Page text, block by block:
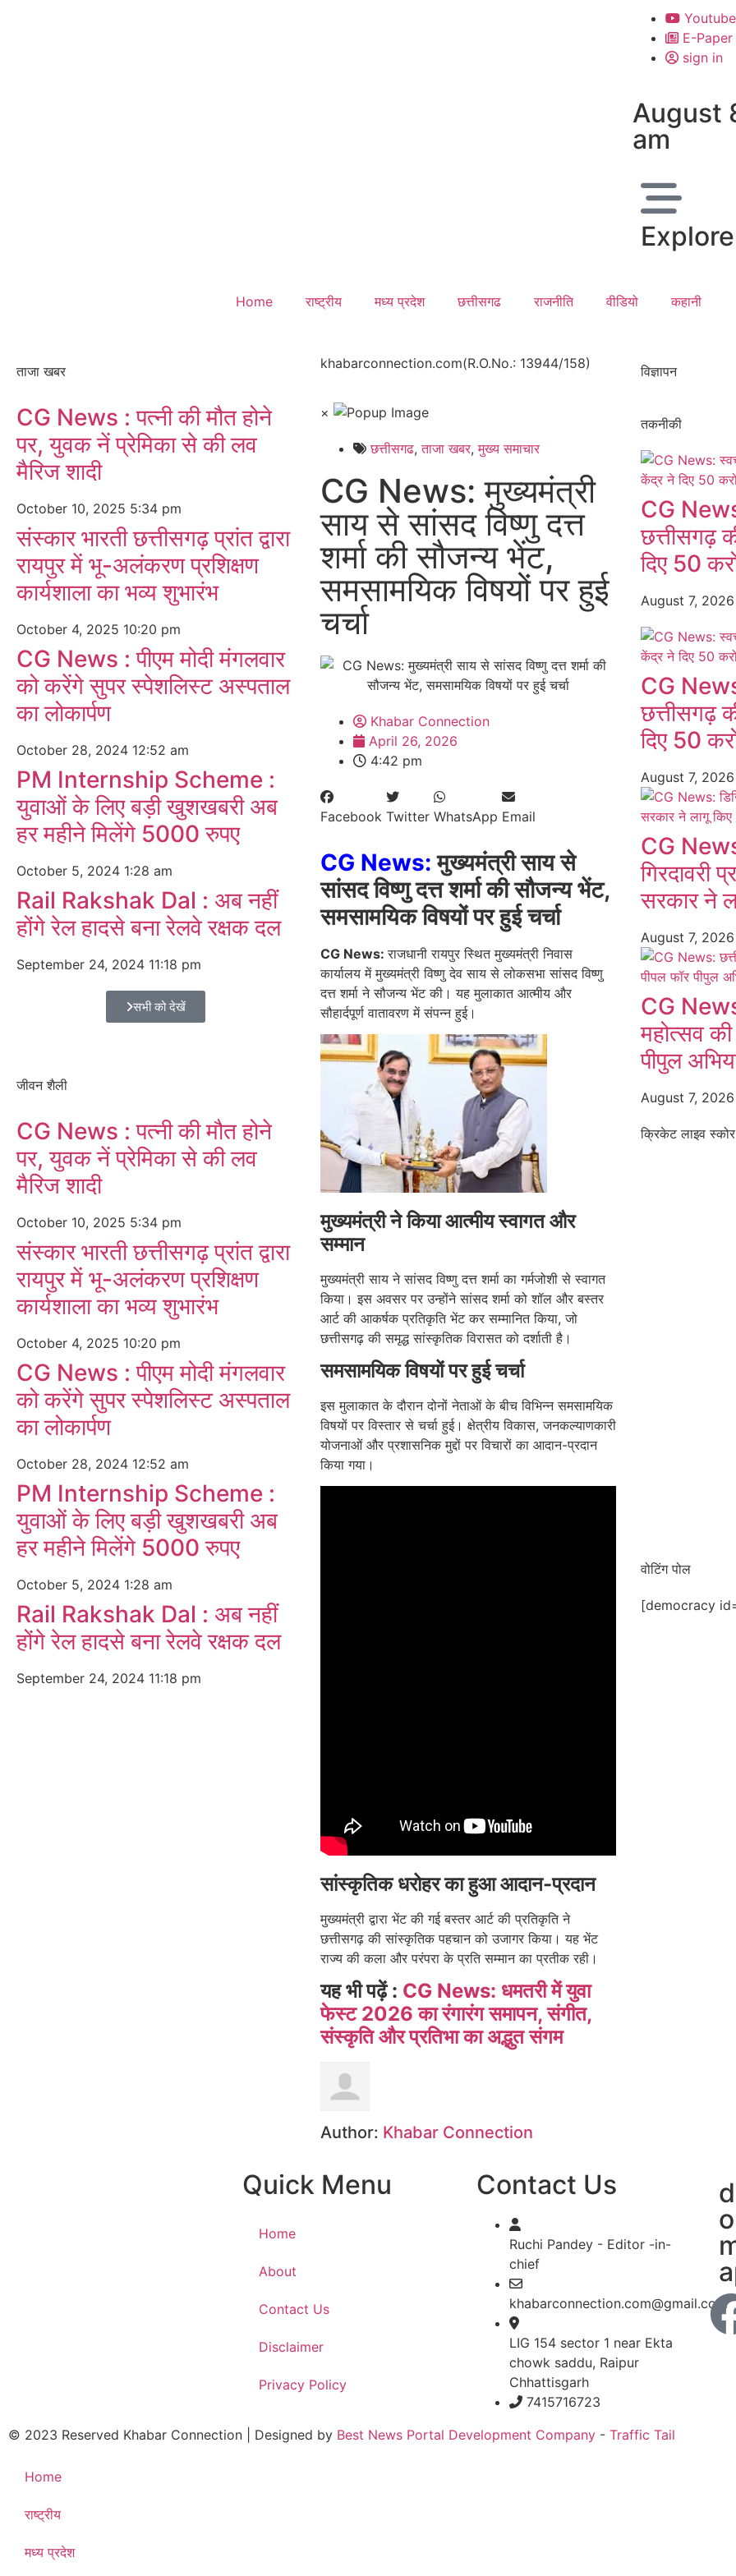
Youtube
E-Paper
sign in
August
am
Explore
Home राष्ट्रीय मध्य प्रदेश छत्तीसगढ राजनीति वीडियो कहानी
ताजा खबर
CG News : पत्नी की मौत होने
पर, युवक नें प्रेमिका से की लव
मैरिज शादी
October 10, 2025 5:34 pm
संस्कार भारती छत्तीसगढ़ प्रांत द्वारा
रायपुर में भू-अलंकरण प्रशिक्षण
कार्यशाला का भव्य शुभारंभ
October 4, 2025 10:20 pm
CG News : पीएम मोदी मंगलवार
को करेंगे सुपर स्पेशलिस्ट अस्पताल
का लोकार्पण
October 28, 2024 12:52 am
PM Internship Scheme :
युवाओं के लिए बड़ी खुशखबरी अब
हर महीने मिलेंगे 5000 रुपए
October 5, 2024 1:28 am
Rail Rakshak Dal : अब नहीं
होंगे रेल हादसे बना रेलवे रक्षक दल
September 24, 2024 11:18 pm
सभी को देखें
जीवन शैली
CG News : पत्नी की मौत होने
पर, युवक नें प्रेमिका से की लव
मैरिज शादी
October 10, 2025 5:34 pm
संस्कार भारती छत्तीसगढ़ प्रांत द्वारा
रायपुर में भू-अलंकरण प्रशिक्षण
कार्यशाला का भव्य शुभारंभ
October 4, 2025 10:20 pm
CG News : पीएम मोदी मंगलवार
को करेंगे सुपर स्पेशलिस्ट अस्पताल
का लोकार्पण
October 28, 2024 12:52 am
PM Internship Scheme :
युवाओं के लिए बड़ी खुशखबरी अब
हर महीने मिलेंगे 5000 रुपए
October 5, 2024 1:28 am
Rail Rakshak Dal : अब नहीं
होंगे रेल हादसे बना रेलवे रक्षक दल
September 24, 2024 11:18 pm
khabarconnection.com(R.O.No.: 13944/158)
×
छत्तीसगढ,ताजा खबर,मुख्य समाचार​
CG News: मुख्यमंत्री
साय से सांसद विष्णु दत्त
शर्मा की सौजन्य भेंट,
समसामयिक विषयों पर हुई
चर्चा
Khabar Connection
April 26, 2026
4:42 pm
Facebook Twitter WhatsApp Email
CG News: मुख्यमंत्री साय से
सांसद विष्णु दत्त शर्मा की सौजन्य भेंट,
समसामयिक विषयों पर हुई चर्चा
CG News:राजधानी रायपुर स्थित मुख्यमंत्री निवास
कार्यालय में मुख्यमंत्री विष्णु देव साय से लोकसभा सांसद विष्णु
दत्त शर्मा ने सौजन्य भेंट की। यह मुलाकात आत्मीय और
सौहार्दपूर्ण वातावरण में संपन्न हुई।
मुख्यमंत्री ने किया आत्मीय स्वागत और
सम्मान
मुख्यमंत्री साय ने सांसद विष्णु दत्त शर्मा का गर्मजोशी से स्वागत
किया। इस अवसर पर उन्होंने सांसद शर्मा को शॉल और बस्तर
आर्ट की आकर्षक प्रतिकृति भेंट कर सम्मानित किया, जो
छत्तीसगढ़ की समृद्ध सांस्कृतिक विरासत को दर्शाती है।
समसामयिक विषयों पर हुई चर्चा
इस मुलाकात के दौरान दोनों नेताओं के बीच विभिन्न समसामयिक
विषयों पर विस्तार से चर्चा हुई। क्षेत्रीय विकास, जनकल्याणकारी
योजनाओं और प्रशासनिक मुद्दों पर विचारों का आदान-प्रदान
किया गया।
सांस्कृतिक धरोहर का हुआ आदान-प्रदान
मुख्यमंत्री द्वारा भेंट की गई बस्तर आर्ट की प्रतिकृति ने
छत्तीसगढ़ की सांस्कृतिक पहचान को उजागर किया। यह भेंट
राज्य की कला और परंपरा के प्रति सम्मान का प्रतीक रही।
यह भी पढ़ें : CG News: धमतरी में युवा
फेस्ट 2026 का रंगारंग समापन, संगीत,
संस्कृति और प्रतिभा का अद्भुत संगम
Author: Khabar Connection
विज्ञापन
तकनीकी
CG
छत्तीसगढ़
दिए 50
August 7,
CG
छत्तीसगढ़
दिए 50
August 7,
CG
गिरदावरी
सरकार ने
August 7,
CG
महोत्सव
पीपुल
August 7,
क्रिकेट लाइव स्कोर
वोटिंग पोल
[democracy
Quick Menu
Home
About
Contact Us
Disclaimer
Privacy Policy
Contact Us
Ruchi Pandey - Editor -in-
chief
khabarconnection.com@gmail.com
LIG 154 sector 1 near Ekta
chowk saddu, Raipur
Chhattisgarh
7415716723
© 2023 Reserved Khabar Connection | Designed by Best News Portal Development Company - Traffic Tail
Home
राष्ट्रीय
मध्य प्रदेश